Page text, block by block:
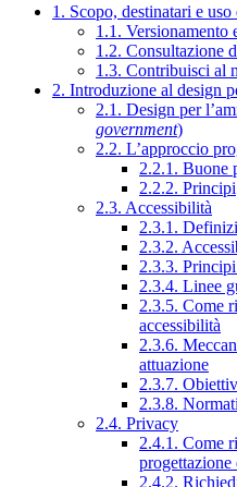
1. Scopo, destinatari e
1.1. Versionamento
1.2. Consultazione
1.3. Contribuisci al
2. Introduzione al design
2.1. Design per
government)
2.2. L’approccio
2.2.1. Buone
2.2.2. Principi
2.3. Accessibilità
2.3.1.
2.3.2.
2.3.3.
2.3.4. Linee
2.3.5. Come
accessibilità
2.3.6.
attuazione
2.3.7.
2.3.8.
2.4. Privacy
2.4.1. Come
2.4.2.